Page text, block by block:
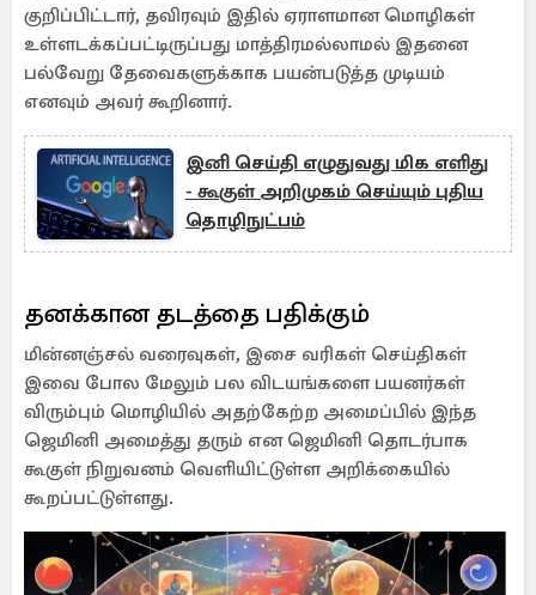
குறிப்பிட்டார், தவிரவும் இதில் ஏராளமான மொழிகள்
உள்ளடக்கப்பட்டிருப்பது மாத்திரமல்லாமல் இதனை
பல்வேறு தேவைகளுக்காக பயன்படுத்த முடியம்
எனவும் அவர் கூறினார்.
இனி செய்தி எழுதுவது மிக எளிது
- கூகுள் அறிமுகம் செய்யும் புதிய
தொழிநுட்பம்
தனக்கான தடத்தை பதிக்கும்
மின்னஞ்சல் வரைவுகள், இசை வரிகள் செய்திகள்
இவை போல மேலும் பல விடயங்களை பயனர்கள்
விரும்பும் மொழியில் அதற்கேற்ற அமைப்பில் இந்த
ஜெமினி அமைத்து தரும் என ஜெமினி தொடர்பாக
கூகுள் நிறுவனம் வெளியிட்டுள்ள அறிக்கையில்
கூறப்பட்டுள்ளது.